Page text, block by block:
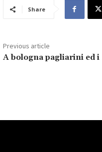
Share
Previous article
A bologna pagliarini ed